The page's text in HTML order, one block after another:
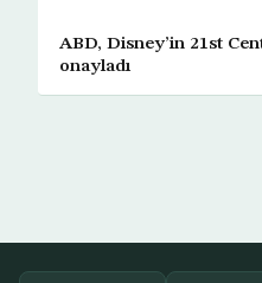
ABD, Disney’in 21st
onayladı